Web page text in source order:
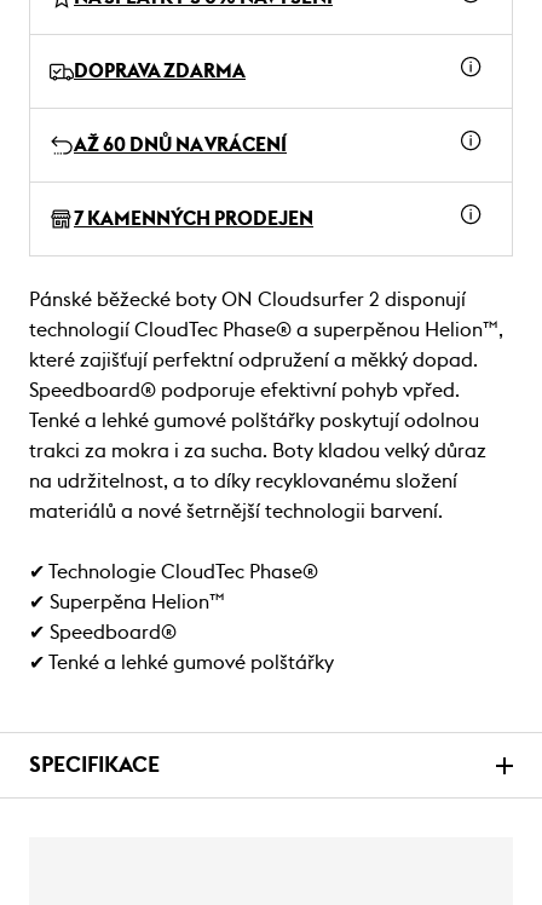
DOPRAVA ZDARMA
AŽ 60 DNŮ NA VRÁCENÍ
7 KAMENNÝCH PRODEJEN
Pánské běžecké boty ON Cloudsurfer 2 disponují
technologií CloudTec Phase® a superpěnou Helion™,
které zajišťují perfektní odpružení a měkký dopad.
Speedboard® podporuje efektivní pohyb vpřed.
Tenké a lehké gumové polštářky poskytují odolnou
trakci za mokra i za sucha. Boty kladou velký důraz
na udržitelnost, a to díky recyklovanému složení
materiálů a nové šetrnější technologii barvení.
✔ Technologie CloudTec Phase®
✔ Superpěna Helion™
✔ Speedboard®
✔ Tenké a lehké gumové polštářky
SPECIFIKACE